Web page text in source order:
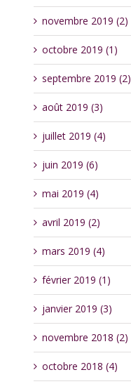
novembre 2019 (2)
octobre 2019 (1)
septembre 2019 (2)
août 2019 (3)
juillet 2019 (4)
juin 2019 (6)
mai 2019 (4)
avril 2019 (2)
mars 2019 (4)
février 2019 (1)
janvier 2019 (3)
novembre 2018 (2)
octobre 2018 (4)